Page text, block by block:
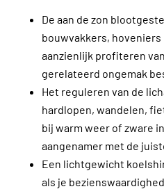
De aan de zon
bouwvakkers,
aanzienlijk profiteren
gerelateerd ongemak
Het reguleren van de
hardlopen, wandelen,
bij warm weer of zware
aangenamer met de
Een lichtgewicht
als je